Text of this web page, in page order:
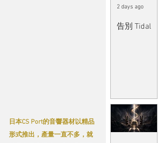
日本CS Port的音響器材以精品
形式推出，產量一直不多，就
告別 Tidal
2 days ago